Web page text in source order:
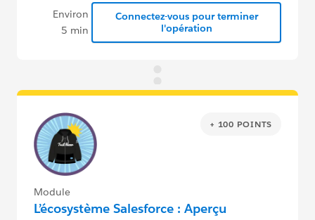
Environ
5 min
Connectez-vous pour terminer
l'opération
+ 100 POINTS
Module
L’écosystème Salesforce : Aperçu